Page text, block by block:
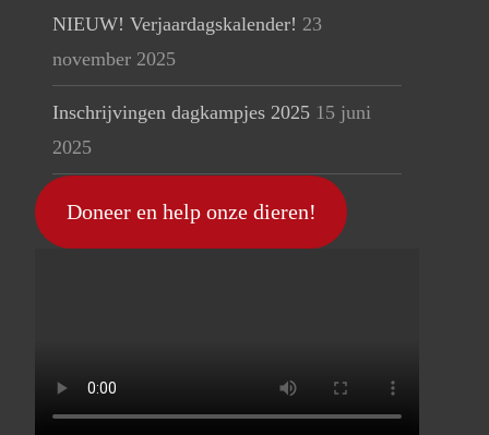
NIEUW! Verjaardagskalender! 23
november 2025
Inschrijvingen dagkampjes 2025 15 juni
2025
Doneer en help onze dieren!